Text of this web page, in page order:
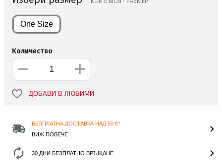
One Size
Количество
ДОБАВИ В ЛЮБИМИ
БЕЗПЛАТНА ДОСТАВКА НАД 50 €*
ВИЖ ПОВЕЧЕ
30 ДНИ БЕЗПЛАТНО ВРЪЩАНЕ